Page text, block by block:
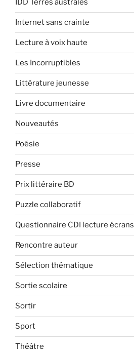
IDD Terres australes
Internet sans crainte
Lecture à voix haute
Les Incorruptibles
Littérature jeunesse
Livre documentaire
Nouveautés
Poésie
Presse
Prix littéraire BD
Puzzle collaboratif
Questionnaire CDI lecture écrans
Rencontre auteur
Sélection thématique
Sortie scolaire
Sortir
Sport
Théâtre